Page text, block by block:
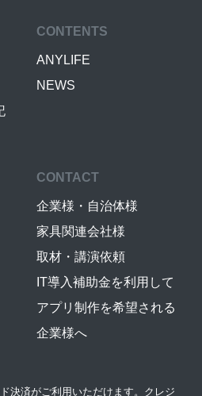
CONTENTS
ANYLIFE
NEWS
CONTACT
企業様・自治体様
家具関連会社様
取材・講演依頼
IT導入補助金を利用して
アプリ制作を希望される
企業様へ
決済がご利用いただけます。クレジ